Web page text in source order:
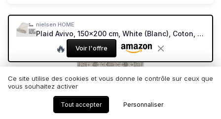
nielsen HOME
Plaid Avivo, 150x200 cm, White (Blanc), Coton, Couverture Douillette tissée grossièrement, Couverture de canapé, Couvre-lit, câline
🔥 Voir l'offre
Ce site utilise des cookies et vous donne le contrôle sur ceux que
vous souhaitez activer
Tout accepter Personnaliser